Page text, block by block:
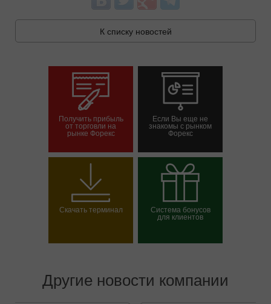
К списку новостей
Получить прибыль
от торговли на
рынке Форекс
Если Вы еще не
знакомы с рынком
Форекс
Открыть демосчет
Скачать терминал Система бонусов
для клиентов
Другие новости компании